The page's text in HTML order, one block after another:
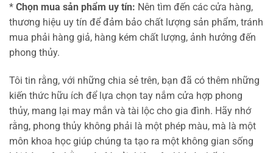
* Chọn mua sản phẩm uy tín: Nên tìm đến các cửa hàng,
thương hiệu uy tín để đảm bảo chất lượng sản phẩm, tránh
mua phải hàng giả, hàng kém chất lượng, ảnh hưởng đến
phong thủy.
Tôi tin rằng, với những chia sẻ trên, bạn đã có thêm những
kiến thức hữu ích để lựa chọn tay nắm cửa hợp phong
thủy, mang lại may mắn và tài lộc cho gia đình. Hãy nhớ
rằng, phong thủy không phải là một phép màu, mà là một
môn khoa học giúp chúng ta tạo ra một không gian sống